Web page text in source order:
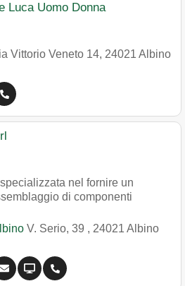
Luca Uomo Donna
Vittorio Veneto 14, 24021 Albino
nel fornire un
di componenti
V. Serio, 39 , 24021 Albino